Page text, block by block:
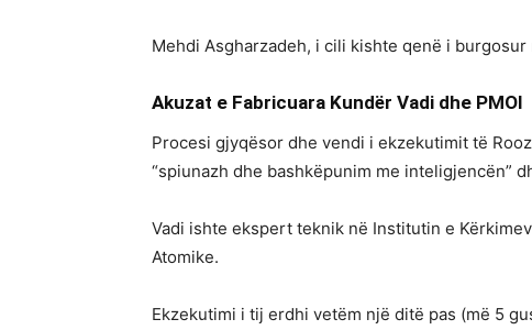
Mehdi Asgharzadeh, i cili kishte qenë i
Akuzat e Fabricuara Kundër Vadi dhe PMOI
Procesi gjyqësor dhe vendi i ekzekutimit të
“spiunazh dhe bashkëpunim me inteligjencën”
Vadi ishte ekspert teknik në Institutin e
Atomike.
Ekzekutimi i tij erdhi vetëm një ditë pas (më 5